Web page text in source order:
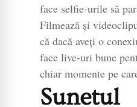
face selfie-urile să
Filmează și
că dacă aveți o
face live-uri bune
chiar momente pe
Sunetul